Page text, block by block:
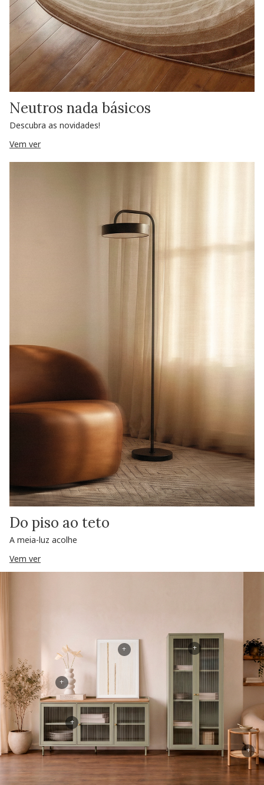
Neutros nada básicos
Descubra as novidades!
Vem ver
Do piso ao teto
A meia-luz acolhe
Vem ver
+
+
+
+
+